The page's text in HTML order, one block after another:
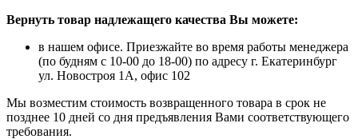
Вернуть товар надлежащего качества Вы можете:
в нашем офисе. Приезжайте во время работы менеджера
(по будням с 10-00 до 18-00) по адресу г. Екатеринбург
ул. Новостроя 1А, офис 102
Мы возместим стоимость возвращенного товара в срок не
позднее 10 дней со дня предъявления Вами соответствующего
требования.